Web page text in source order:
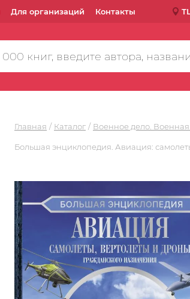
Для организаций Контакты
Главная Каталог Военное дело.
Большая энциклопедия. Авиация: